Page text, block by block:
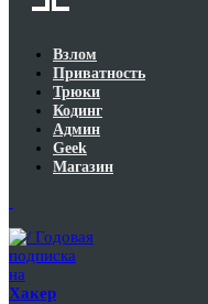
Взлом
Приватность
Трюки
Кодинг
Админ
Geek
Магазин
Годовая
подписка
на
Хакер